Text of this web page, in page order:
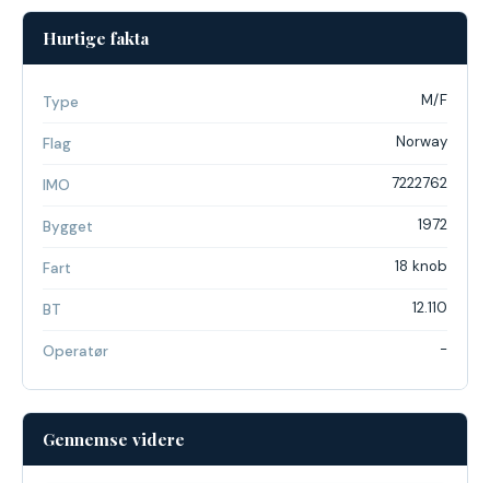
Hurtige fakta
Type M/F
Flag Norway
IMO 7222762
Bygget 1972
Fart 18 knob
BT 12.110
Operatør -
Gennemse videre